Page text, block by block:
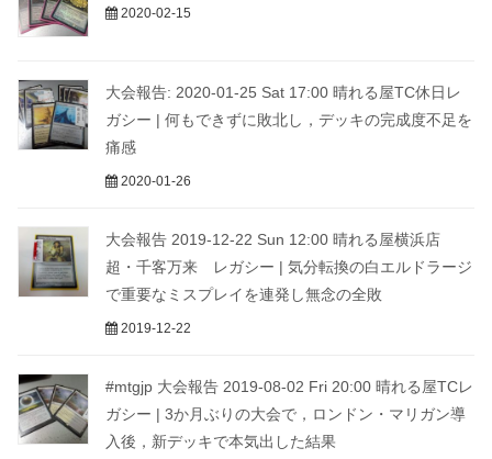
2020-02-15
大会報告: 2020-01-25 Sat 17:00 晴れる屋TC休日レ
ガシー | 何もできずに敗北し，デッキの完成度不足を
痛感
2020-01-26
大会報告 2019-12-22 Sun 12:00 晴れる屋横浜店
超・千客万来 レガシー | 気分転換の白エルドラージ
で重要なミスプレイを連発し無念の全敗
2019-12-22
#mtgjp 大会報告 2019-08-02 Fri 20:00 晴れる屋TCレ
ガシー | 3か月ぶりの大会で，ロンドン・マリガン導
入後，新デッキで本気出した結果